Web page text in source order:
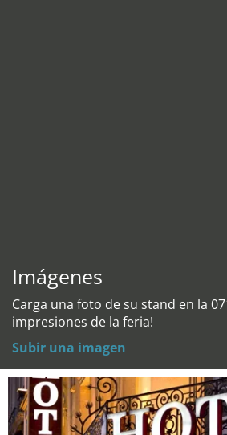
Imágenes
Carga una foto de su stand en la
impresiones de la feria!
Subir una imagen